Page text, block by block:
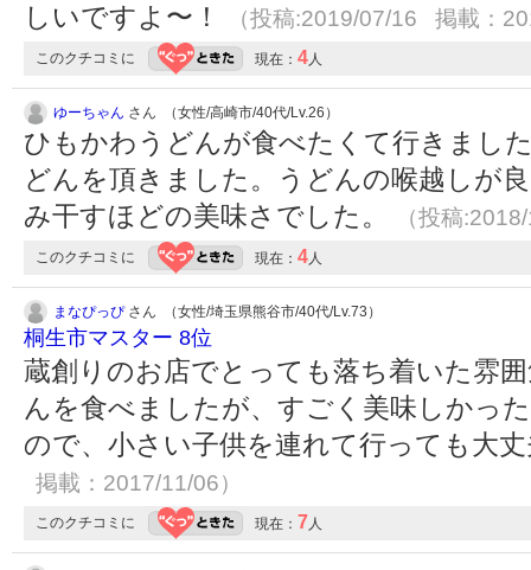
しいですよ〜！
（投稿:2019/07/16 掲載：
このクチコミに 現在： 4人
ゆーちゃん さん （女性/高崎市/40代/Lv.26）
ひもかわうどんが食べたくて行きまし
どんを頂きました。うどんの喉越しが
み干すほどの美味さでした。
（投稿
このクチコミに 現在： 4人
まなぴっぴさん （女性/埼玉県熊谷市/40代/Lv.73）
桐生市マスター 8位
蔵創りのお店でとっても落ち着いた雰
んを食べましたが、すごく美味しかっ
ので、小さい子供を連れて行っても大
掲載：2017/11/06）
このクチコミに 現在： 7人